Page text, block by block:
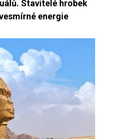
Stavitelé hrobek
energie